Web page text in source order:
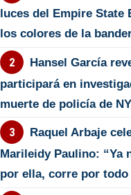
luces del Empire State
los colores de la
Hansel García
participará en
muerte de policía de
Raquel Arbaje
Marileidy Paulino: “Ya
por ella, corre por todo